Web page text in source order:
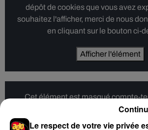
dépôt de cookies que vous avez
souhaitez l'afficher, merci de nous
en cliquant sur le bouton ci-
Afficher l'élément
Cet élément est masqué compte-
dépôt de cookies que vous avez
souhaitez l'afficher, merci de nous
Le respect de votre vie privée